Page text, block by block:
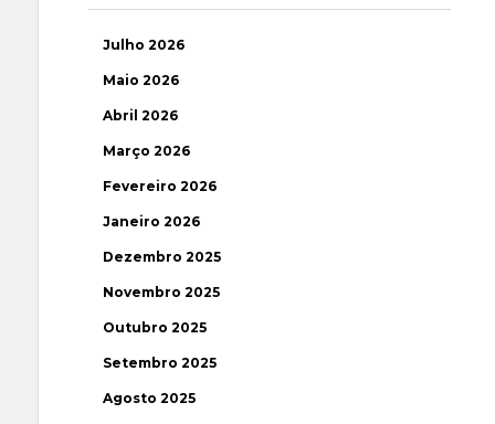
Julho 2026
Maio 2026
Abril 2026
Março 2026
Fevereiro 2026
Janeiro 2026
Dezembro 2025
Novembro 2025
Outubro 2025
Setembro 2025
Agosto 2025